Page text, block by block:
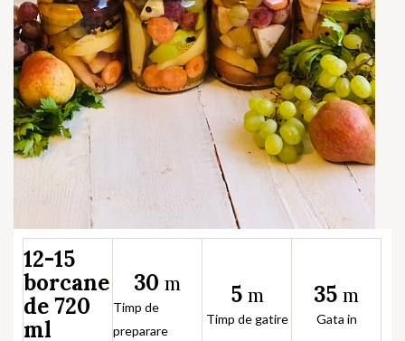
12-15
borcane
de 720
ml
30 m
Timp de
preparare
5 m
Timp de gatire
35 m
Gata in